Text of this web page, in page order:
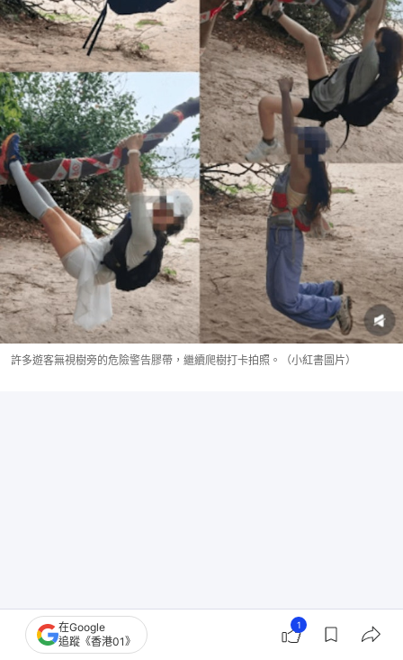
許多遊客無視樹旁的危險警告膠帶，繼續爬樹打卡拍照。（小紅書圖片）
在Google
追蹤《香港01》
1